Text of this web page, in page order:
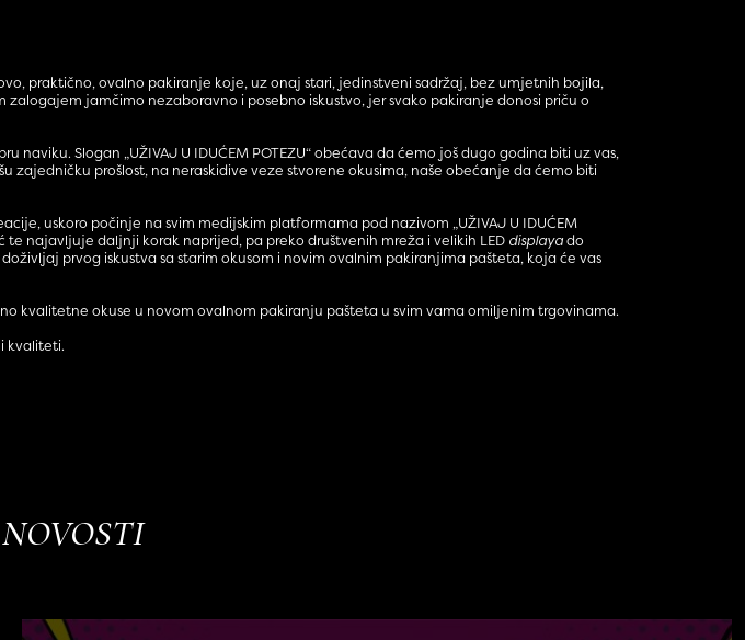
praktično, ovalno pakiranje koje, uz onaj stari, jedinstveni sadržaj, bez umjetnih bojila,
jamčimo nezaboravno i posebno iskustvo, jer svako pakiranje donosi priču o
Slogan „UŽIVAJ U IDUĆEM POTEZU“ obećava da ćemo još dugo godina biti uz vas,
prošlost, na neraskidive veze stvorene okusima, naše obećanje da ćemo biti
uskoro počinje na svim medijskim platformama pod nazivom „UŽIVAJ U IDUĆEM
te najavljuje daljnji korak naprijed, pa preko društvenih mreža i velikih LED displayado
prvog iskustva sa starim okusom i novim ovalnim pakiranjima pašteta, koja će vas
kvalitetne okuse u novom ovalnom pakiranju pašteta u svim vama omiljenim trgovinama.
kvaliteti.